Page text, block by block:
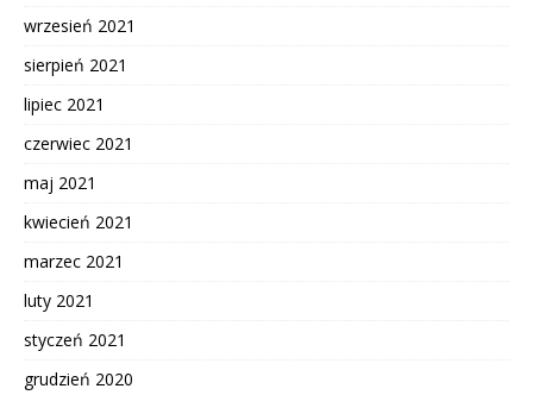
wrzesień 2021
sierpień 2021
lipiec 2021
czerwiec 2021
maj 2021
kwiecień 2021
marzec 2021
luty 2021
styczeń 2021
grudzień 2020